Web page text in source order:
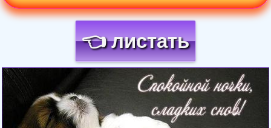
👈 листать
Загрузка картинки...